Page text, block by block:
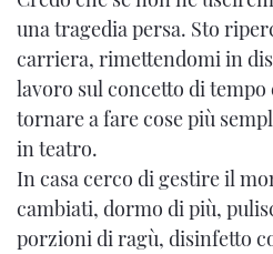
una tragedia persa. Sto
carriera, rimettendomi in
lavoro sul concetto di
tornare a fare cose più
in teatro.
In casa cerco di gestire il
cambiati, dormo di più,
porzioni di ragù, disinfetto